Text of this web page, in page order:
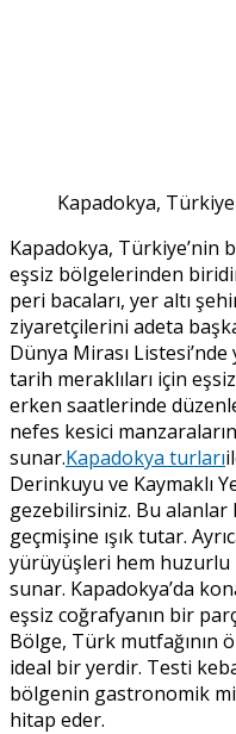
Kapadokya, Türkiye
Kapadokya, Türkiye’nin
eşsiz bölgelerinden
peri bacaları, yer altı
ziyaretçilerini adeta
Dünya Mirası
tarih meraklıları için
erken saatlerinde
nefes kesici
sunar.Kapadokya turları
Derinkuyu ve Kaymaklı
gezebilirsiniz. Bu alanlar
geçmişine ışık tutar.
yürüyüşleri hem huzurlu
sunar. Kapadokya’da
eşsiz coğrafyanın bir
Bölge, Türk mutfağının
ideal bir yerdir. Testi
bölgenin gastronomik
hitap eder.